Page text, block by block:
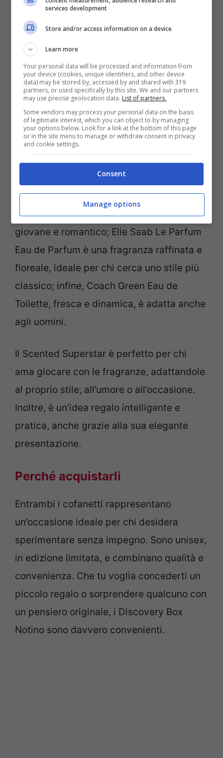
ideale per chi ama cambiare spesso
profumo o desidera testare nuove essenze
prima dell’acquisto in full size.
All’interno del cofanetto troviamo profumi
Sexy Amber Eau de Parfum, con il suo
carattere caldo e avvolgente, è perfetta
per la sera; Roberto Cavalli Signature Eau
de Parfum si distingue per la sua eleganza
e sensualità; Ferragamo Amo Ferragamo
Per Lei Eau de Parfum regala un tocco
giovane e romantico; Elie Saab Le Parfum
Eau de Parfum è una fragranza raffinata e
floreale, ideale per chi cerca uno stile più
classico; infine, Coach Green Eau de
Toilette, fresca e dinamica, è adatta anche
agli uomini.
Il Scented Superstar è perfetto per chi
ama giocare con le fragranze, adattandole
al proprio stile, all’umore o all’occasione.
Inoltre, è un’idea regalo intelligente e
pratica, anche grazie alla sua elegante
presentazione.
Perché acquistarli
Entrambi i cofanetti rappresentano
un’occasione ideale per chi desidera
sperimentare senza impegno. Sono unisex,
in edizione limitata, e combinano qualità e
convenienza. Che tu voglia concederti un
piccolo regalo o sorprendere qualcuno con
un pensiero originale, i Discovery Box
Notino sono davvero convenienti.
services development
Store and/or access information on a device
Learn more
Your personal data will be processed and information from
your device (cookies, unique identifiers, and other device
data) may be stored by, accessed by and shared with 319
partners, or used specifically by this site. We and our partners
may use precise geolocation data. List of partners.
Some vendors may process your personal data on the basis
of legitimate interest, which you can object to by managing
your options below. Look for a link at the bottom of this page
or in the site menu to manage or withdraw consent in privacy
and cookie settings.
Consent
Manage options